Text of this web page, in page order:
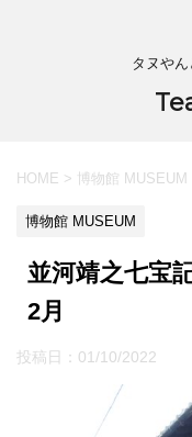
タヌや
HOME > 博物館 MUSEUM
博物館 MUSEUM
並河靖之七宝
2月
投稿日： 01/10/2022